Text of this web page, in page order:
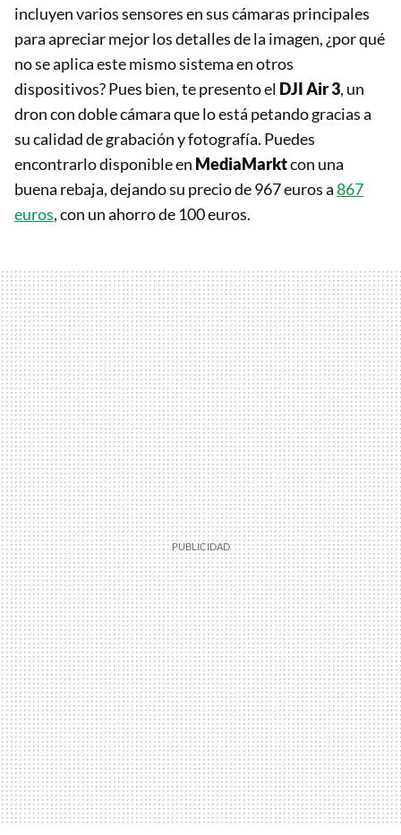
incluyen varios sensores en sus cámaras principales
para apreciar mejor los detalles de la imagen, ¿por qué
no se aplica este mismo sistema en otros
dispositivos? Pues bien, te presento el DJI Air 3, un
dron con doble cámara que lo está petando gracias a
su calidad de grabación y fotografía. Puedes
encontrarlo disponible en MediaMarktcon una
buena rebaja, dejando su precio de 967 euros a867
euros, con un ahorro de 100 euros.